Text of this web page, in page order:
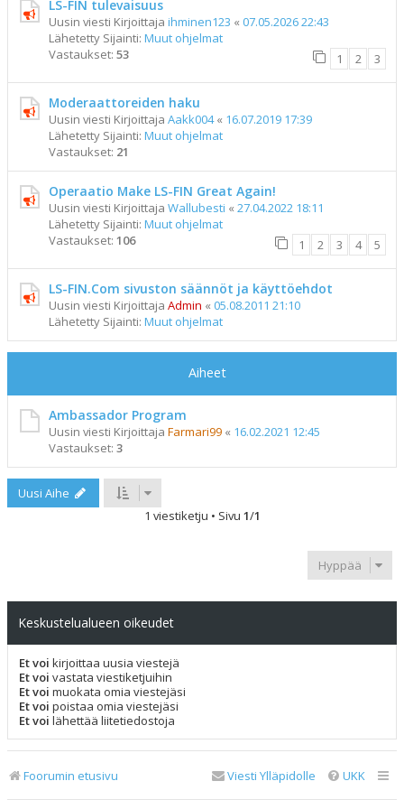
LS-FIN tulevaisuus
Uusin viesti Kirjoittaja ihminen123 « 07.05.2026 22:43
Lähetetty Sijainti: Muut ohjelmat
Vastaukset: 53 1 2 3
Moderaattoreiden haku
Uusin viesti Kirjoittaja Aakk004« 16.07.2019 17:39
Lähetetty Sijainti: Muut ohjelmat
Vastaukset: 21
Operaatio Make LS-FIN Great Again!
Uusin viesti Kirjoittaja Wallubesti « 27.04.2022 18:11
Lähetetty Sijainti: Muut ohjelmat
Vastaukset: 106 1 2 3 4 5
LS-FIN.Com sivuston säännöt ja käyttöehdot
Uusin viesti Kirjoittaja Admin « 05.08.2011 21:10
Lähetetty Sijainti: Muut ohjelmat
Aiheet
Ambassador Program
Uusin viesti Kirjoittaja Farmari99 « 16.02.2021 12:45
Vastaukset: 3
Uusi Aihe
1 viestiketju • Sivu 1/1
Hyppää
Keskustelualueen oikeudet
Et voi kirjoittaa uusia viestejä
Et voi vastata viestiketjuihin
Et voi muokata omia viestejäsi
Et voi poistaa omia viestejäsi
Et voi lähettää liitetiedostoja
Foorumin etusivu UKK
Viesti Ylläpidolle